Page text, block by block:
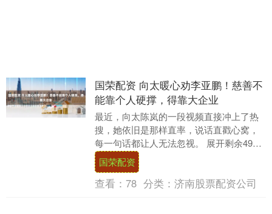
国荣配资 向太暖心劝李亚鹏！慈善不
能靠个人硬撑，得靠大企业
最近，向太陈岚的一段视频直接冲上了热
搜，她依旧是那样直率，说话直戳心窝，
每一句话都让人无法忽视。 展开剩余49%
希望他能够听进这份真心的劝告，别再过
度为难自己....
国荣配资
查看： 78 分类： 济南股票配资公司